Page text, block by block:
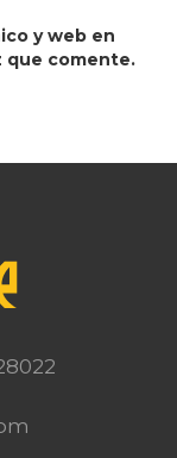
y web en
que comente.